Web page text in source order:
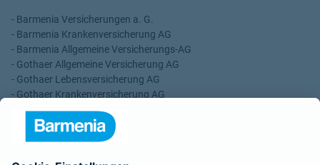
- Barmenia Versicherungen a. G.
- Barmenia Krankenversicherung AG
- Barmenia Allgemeine Versicherungs-AG
- Gothaer Allgemeine Versicherung AG
- Gothaer Lebensversicherung AG
- Gothaer Krankenversicherung AG
- ROLAND Rechtsschutz-Versicherungs-AG
- ROLAND Schutzbrief-Versicherung AG